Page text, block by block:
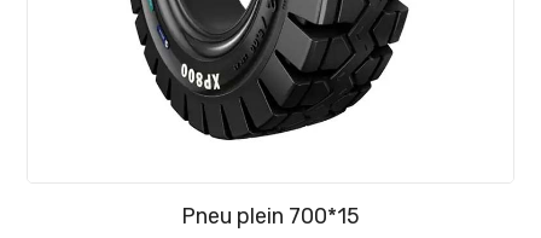
Pneu plein 700*15